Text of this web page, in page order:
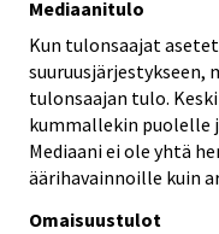
Mediaanitulo
Kun tulonsaajat
suuruusjärjestykseen,
tulonsaajan tulo.
kummallekin puolelle
Mediaani ei ole yhtä
äärihavainnoille kuin
Omaisuustulot